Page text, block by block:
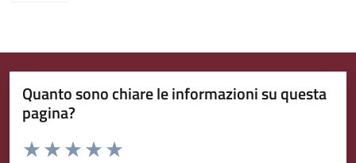
Quanto sono chiare le informazioni su questa
pagina?
Valuta da 1 a 5 stelle la pagina